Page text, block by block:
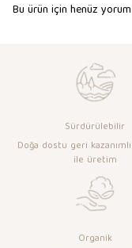
Bu ürün için henüz yorum
Sürdürülebilir
Doğa dostu geri
ile üretim
Organik